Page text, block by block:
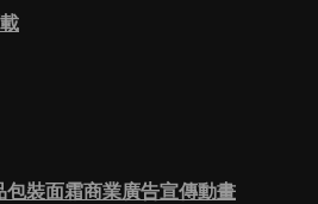
裝面霜商業廣告宣傳動畫